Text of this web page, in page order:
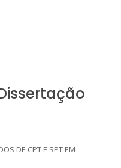
DE CPT E SPT EM